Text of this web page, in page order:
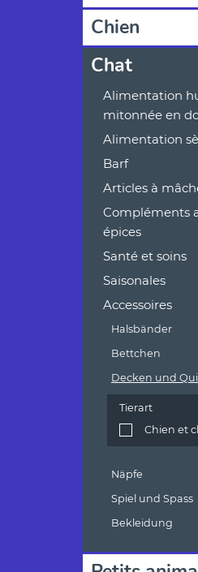
Chien
Chat
Alimentation
mitonnée en
Alimentation
Barf
Articles à
Compléments
épices
Santé et soins
Saisonales
Accessoires
Halsbänder
Bettchen
Decken und
Tierart
Chien et
Näpfe
Spiel und Spass
Bekleidung